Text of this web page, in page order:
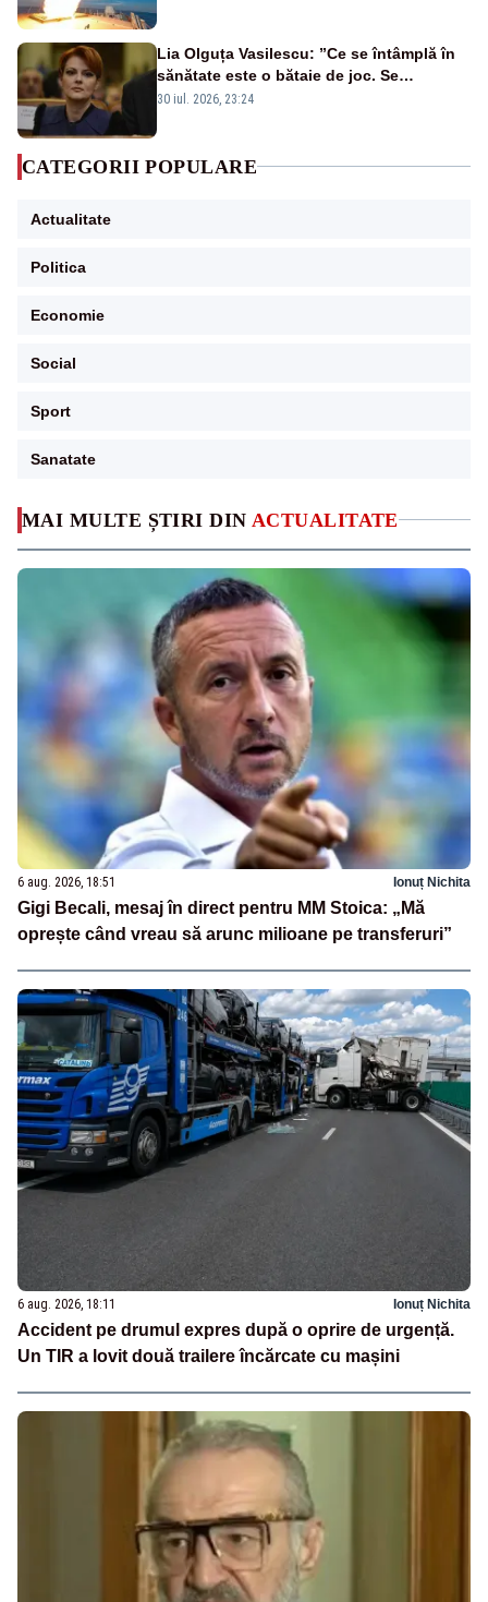
MAI MULTE ȘTIRI DIN ACTUALITATE
6 aug. 2026, 18:51 Ionuț Nichita
Gigi Becali, mesaj în direct pentru MM Stoica: „Mă
oprește când vreau să arunc milioane pe transferuri”
6 aug. 2026, 18:11 Ionuț Nichita
Accident pe drumul expres după o oprire de urgență.
Un TIR a lovit două trailere încărcate cu mașini
Lia Olguța Vasilescu: ”Ce se întâmplă în
sănătate este o bătaie de joc. Se
guvernează extraordinar de prost”
30 iul. 2026, 23:24
CATEGORII POPULARE
Actualitate
Politica
Economie
Social
Sport
Sanatate